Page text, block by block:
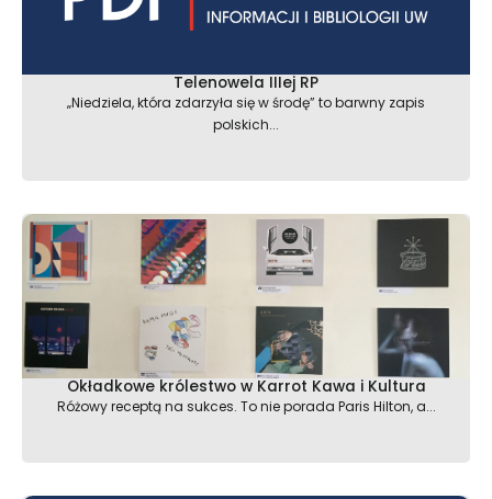
Telenowela IIIej RP
„Niedziela, która zdarzyła się w środę” to barwny zapis
polskich...
Okładkowe królestwo w Karrot Kawa i Kultura
Różowy receptą na sukces. To nie porada Paris Hilton, a...